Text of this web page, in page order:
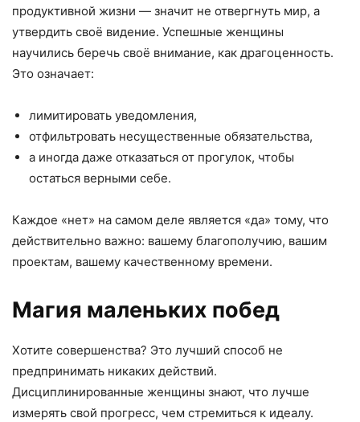
продуктивной жизни — значит не отвергнуть мир, а
утвердить своё видение. Успешные женщины
научились беречь своё внимание, как драгоценность.
Это означает:
лимитировать уведомления,
отфильтровать несущественные обязательства,
а иногда даже отказаться от прогулок, чтобы
остаться верными себе.
Каждое «нет» на самом деле является «да» тому, что
действительно важно: вашему благополучию, вашим
проектам, вашему качественному времени.
Магия маленьких побед
Хотите совершенства? Это лучший способ не
предпринимать никаких действий.
Дисциплинированные женщины знают, что лучше
измерять свой прогресс, чем стремиться к идеалу.